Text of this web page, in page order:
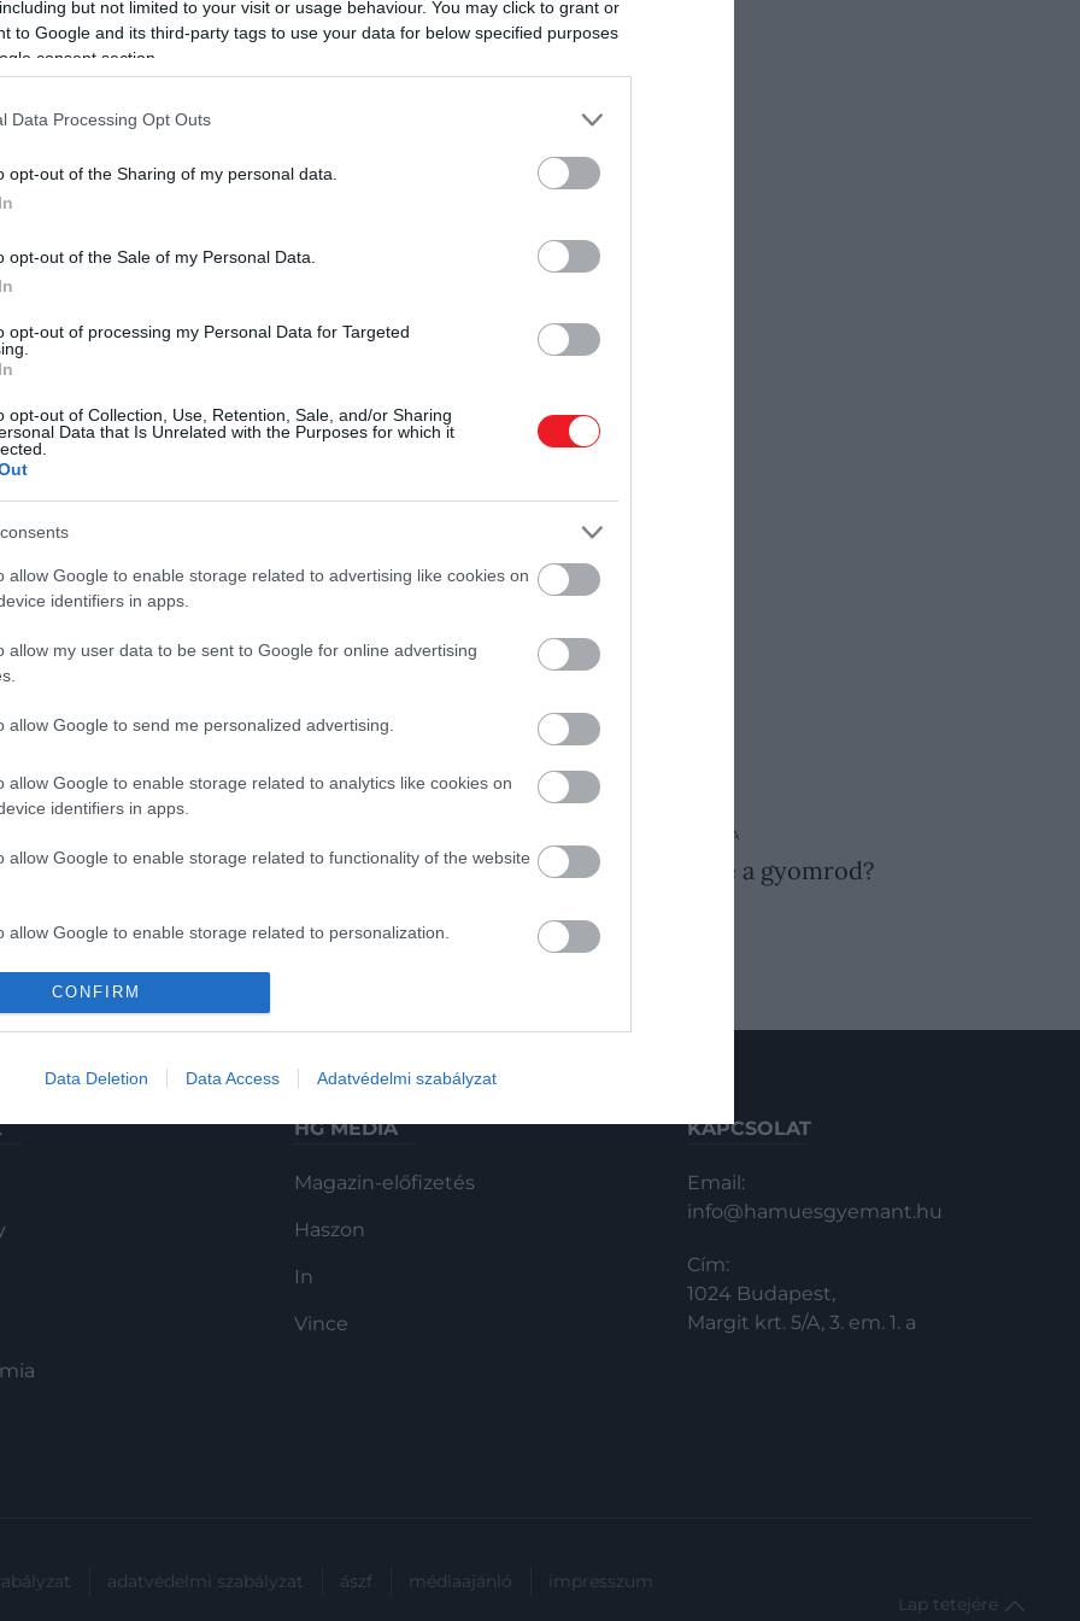
but not limited to your visit or usage behaviour. You may click to grant or
to Google and its third-party tags to use your data for below specified purposes
consent section.
Data Processing Opt Outs
opt-out of the Sharing of my personal data.
opt-out of the Sale of my Personal Data.
opt-out of processing my Personal Data for Targeted
opt-out of Collection, Use, Retention, Sale, and/or Sharing
Data that Is Unrelated with the Purposes for which it
allow Google to enable storage related to advertising like cookies on
identifiers in apps.
allow my user data to be sent to Google for online advertising
allow Google to send me personalized advertising.
allow Google to enable storage related to analytics like cookies on
identifiers in apps.
allow Google to enable storage related to functionality of the website
allow Google to enable storage related to personalization.
allow Google to enable storage related to security, including
functionality and fraud prevention, and other user protection.
CONFIRM
Data Deletion Data Access Adatvédelmi szabályzat
a vaníliakivonatit, a mézet, és az apróra vágott gyümölcsöt.
kis tálakba szedjük, ízlés szerint dekoráljuk, és fogyaszthatjuk is.
GASZTRONÓMIA
köze a
2026. AUGUSZTUS 6. ● GASZTRONÓMIA
Imádod a paradicsomot, de ég tőle a gyomrod?
HG MEDIA
Magazin-előfizetés
Haszon
In
Vince
KAPCSOLAT
Email:
info@hamuesgyemant.hu
Cím:
1024 Budapest,
Margit krt. 5/A, 3. em. 1. a
adatvédelmi szabályzat ászf médiaajánló impresszum
Lap tetejére